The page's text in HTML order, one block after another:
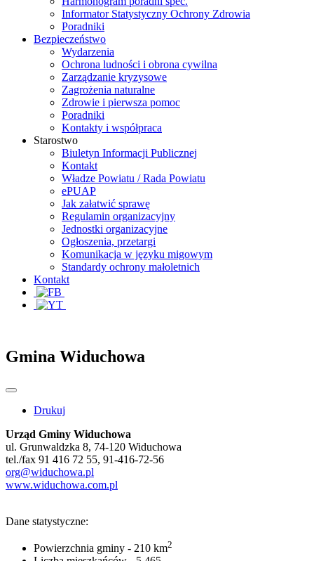
Informator Statystyczny Ochrony Zdrowia
Poradniki
Bezpieczeństwo
Wydarzenia
Ochrona ludności i obrona cywilna
Zarządzanie kryzysowe
Zagrożenia naturalne
Zdrowie i pierwsza pomoc
Poradniki
Kontakty i współpraca
Starostwo
Biuletyn Informacji Publicznej
Kontakt
Władze Powiatu / Rada Powiatu
ePUAP
Jak załatwić sprawę
Regulamin organizacyjny
Jednostki organizacyjne
Ogłoszenia, przetargi
Komunikacja w języku migowym
Standardy ochrony małoletnich
Kontakt
Gmina Widuchowa
Drukuj
Urząd Gminy Widuchowa
ul. Grunwaldzka 8, 74-120 Widuchowa
tel./fax 91 416 72 55, 91-416-72-56
org@widuchowa.pl
www.widuchowa.com.pl
Dane statystyczne:
Powierzchnia gminy - 210 km2